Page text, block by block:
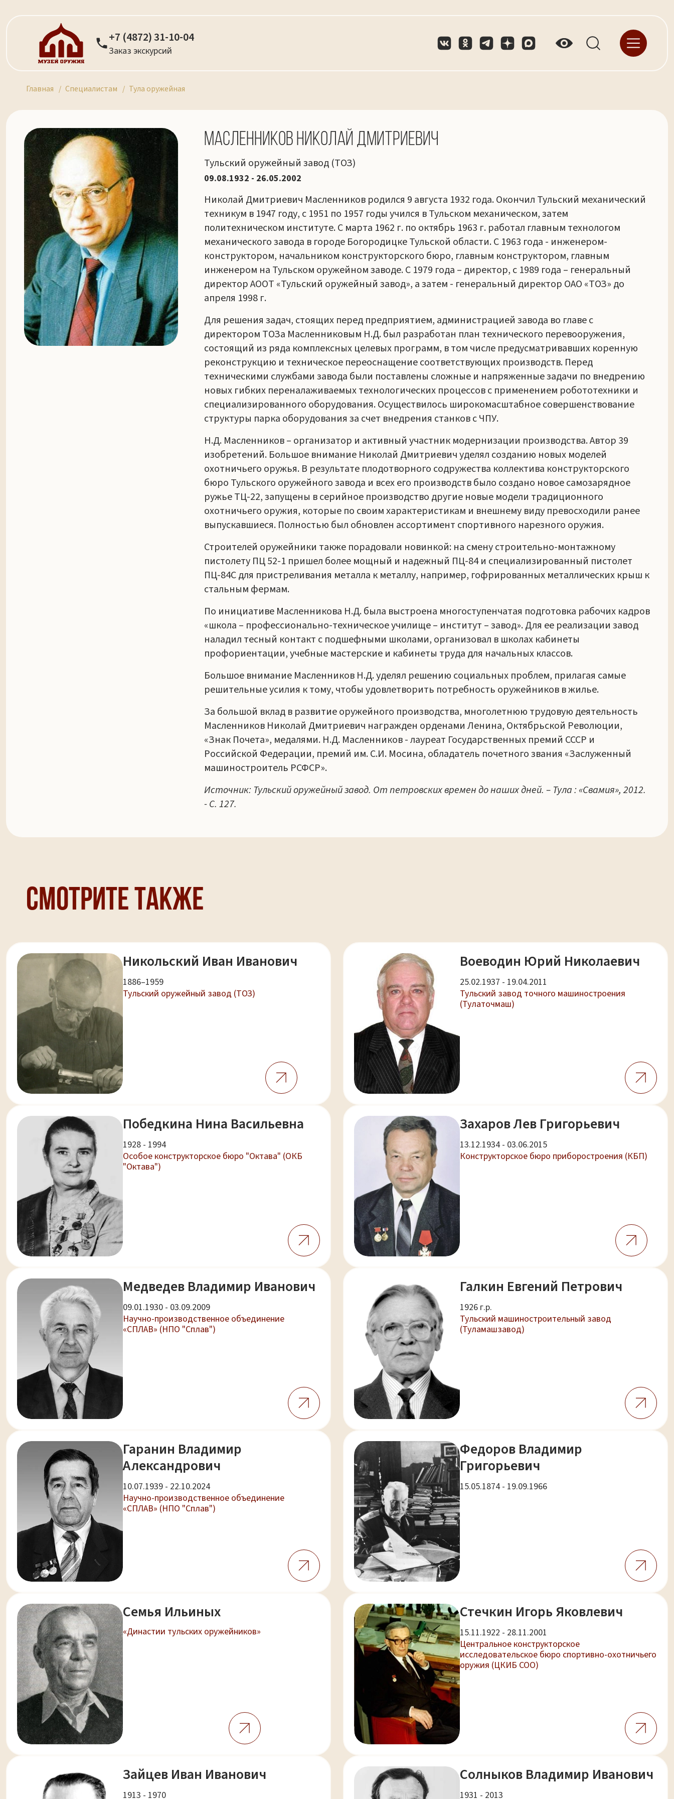
+7 (4872) 31-10-04
Заказ экскурсий
Главная Специалистам Тула оружейная
Масленников Николай Дмитриевич
Тульский оружейный завод (ТОЗ)
09.08.1932 - 26.05.2002
Николай Дмитриевич Масленников родился 9 августа 1932 года. Окончил Тульский механический
техникум в 1947 году, с 1951 по 1957 годы учился в Тульском механическом, затем
политехническом институте. С марта 1962 г. по октябрь 1963 г. работал главным технологом
механического завода в городе Богородицке Тульской области. С 1963 года - инженером-
конструктором, начальником конструкторского бюро, главным конструктором, главным
инженером на Тульском оружейном заводе. С 1979 года – директор, с 1989 года – генеральный
директор АООТ «Тульский оружейный завод», а затем - генеральный директор ОАО «ТОЗ» до
апреля 1998 г.
Для решения задач, стоящих перед предприятием, администрацией завода во главе с
директором ТОЗа Масленниковым Н.Д. был разработан план технического перевооружения,
состоящий из ряда комплексных целевых программ, в том числе предусматривавших коренную
реконструкцию и техническое переоснащение соответствующих производств. Перед
техническими службами завода были поставлены сложные и напряженные задачи по внедрению
новых гибких переналаживаемых технологических процессов с применением робототехники и
специализированного оборудования. Осуществилось широкомасштабное совершенствование
структуры парка оборудования за счет внедрения станков с ЧПУ.
Н.Д. Масленников – организатор и активный участник модернизации производства. Автор 39
изобретений. Большое внимание Николай Дмитриевич уделял созданию новых моделей
охотничьего оружья. В результате плодотворного содружества коллектива конструкторского
бюро Тульского оружейного завода и всех его производств было создано новое самозарядное
ружье ТЦ-22, запущены в серийное производство другие новые модели традиционного
охотничьего оружия, которые по своим характеристикам и внешнему виду превосходили ранее
выпускавшиеся. Полностью был обновлен ассортимент спортивного нарезного оружия.
Строителей оружейники также порадовали новинкой: на смену строительно-монтажному
пистолету ПЦ 52-1 пришел более мощный и надежный ПЦ-84 и специализированный пистолет
ПЦ-84С для пристреливания металла к металлу, например, гофрированных металлических крыш к
стальным фермам.
По инициативе Масленникова Н.Д. была выстроена многоступенчатая подготовка рабочих кадров
«школа – профессионально-техническое училище – институт – завод». Для ее реализации завод
наладил тесный контакт с подшефными школами, организовал в школах кабинеты
профориентации, учебные мастерские и кабинеты труда для начальных классов.
Большое внимание Масленников Н.Д. уделял решению социальных проблем, прилагая самые
решительные усилия к тому, чтобы удовлетворить потребность оружейников в жилье.
За большой вклад в развитие оружейного производства, многолетнюю трудовую деятельность
Масленников Николай Дмитриевич награжден орденами Ленина, Октябрьской Революции,
«Знак Почета», медалями. Н.Д. Масленников - лауреат Государственных премий СССР и
Российской Федерации, премий им. С.И. Мосина, обладатель почетного звания «Заслуженный
машиностроитель РСФСР».
Источник: Тульский оружейный завод. От петровских времен до наших дней. – Тула : «Свамия», 2012.
- С. 127.
Смотрите также
Никольский Иван Иванович
1886–1959
Тульский оружейный завод (ТОЗ)
Воеводин Юрий Николаевич
25.02.1937 - 19.04.2011
Тульский завод точного машиностроения
(Тулаточмаш)
Победкина Нина Васильевна
1928 - 1994
Особое конструкторское бюро "Октава" (ОКБ
"Октава")
Захаров Лев Григорьевич
13.12.1934 - 03.06.2015
Конструкторское бюро приборостроения (КБП)
Медведев Владимир Иванович
09.01.1930 - 03.09.2009
Научно-производственное объединение
«СПЛАВ» (НПО "Сплав")
Галкин Евгений Петрович
1926 г.р.
Тульский машиностроительный завод
(Туламашзавод)
Гаранин Владимир
Александрович
10.07.1939 - 22.10.2024
Научно-производственное объединение
«СПЛАВ» (НПО "Сплав")
Федоров Владимир
Григорьевич
15.05.1874 - 19.09.1966
Семья Ильиных
«Династии тульских оружейников»
Стечкин Игорь Яковлевич
15.11.1922 - 28.11.2001
Центральное конструкторское
исследовательское бюро спортивно-охотничьего
оружия (ЦКИБ СОО)
Зайцев Иван Иванович
1913 - 1970
Солныков Владимир Иванович
1931 - 2013